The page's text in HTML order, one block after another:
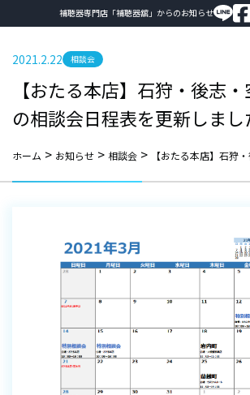
補聴器専門店「補聴器舘」からのお知らせ
2021.2.22 相談会
【おたる本店】石狩・後志
の相談会日程表を更新しまし
ホーム > お知らせ > 相談会 > 【おたる本店】石